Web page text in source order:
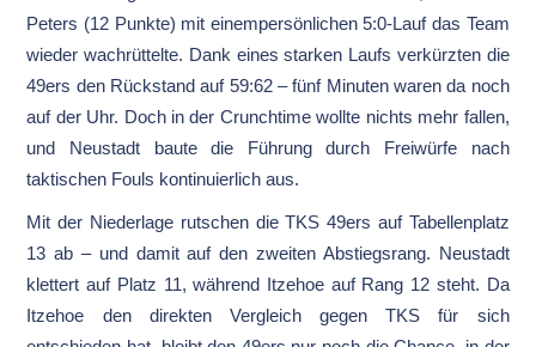
Peters (12 Punkte) mit einempersönlichen 5:0-Lauf das Team
wieder wachrüttelte. Dank eines starken Laufs verkürzten die
49ers den Rückstand auf 59:62 – fünf Minuten waren da noch
auf der Uhr. Doch in der Crunchtime wollte nichts mehr fallen,
und Neustadt baute die Führung durch Freiwürfe nach
taktischen Fouls kontinuierlich aus.
Mit der Niederlage rutschen die TKS 49ers auf Tabellenplatz
13 ab – und damit auf den zweiten Abstiegsrang. Neustadt
klettert auf Platz 11, während Itzehoe auf Rang 12 steht. Da
Itzehoe den direkten Vergleich gegen TKS für sich